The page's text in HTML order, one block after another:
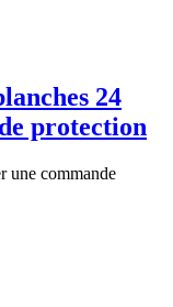
24
protection
une commande